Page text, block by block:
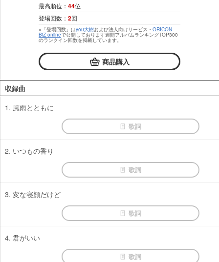
最高順位： 44位
登場回数： 2回
※「登場回数」はyou大樹および法人向けサービス・ ORICON
BiZ onlineで公開しております週間アルバムランキングTOP300
のランクイン回数を掲載しています。
商品購入
収録曲
1. 風雨とともに
歌詞
2. いつもの香り
歌詞
3. 変な寝顔だけど
歌詞
4. 君がいい
歌詞